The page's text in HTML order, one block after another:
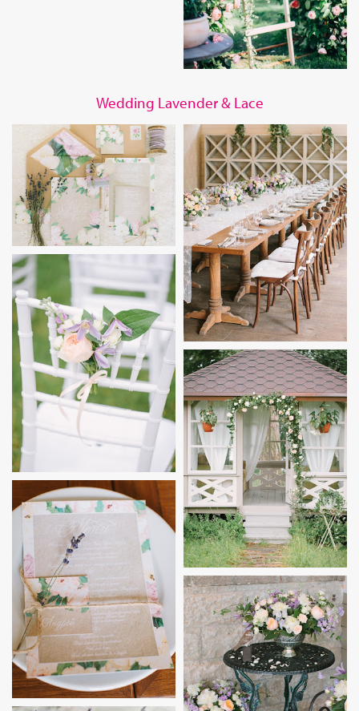
Wedding Lavender & Lace